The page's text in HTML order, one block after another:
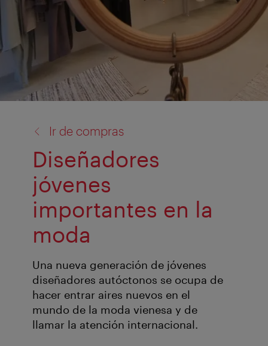
Ir de compras
Diseñadores
jóvenes
importantes en la
moda
Una nueva generación de jóvenes
diseñadores autóctonos se ocupa de
hacer entrar aires nuevos en el
mundo de la moda vienesa y de
llamar la atención internacional.